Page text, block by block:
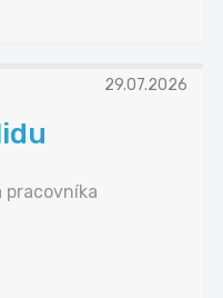
29.07.2026
pracovníka